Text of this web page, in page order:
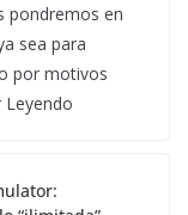
pondremos en
sea para
por motivos
Leyendo